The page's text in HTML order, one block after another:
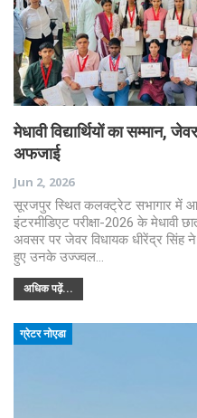
मेधावी विद्यार्थियों का सम्मान,
अफजाई
Jun 2, 2026
सूरजपुर स्थित कलक्ट्रेट सभागार में
इंटरमीडिएट परीक्षा-2026 के मेधावी
अवसर पर जेवर विधायक धीरेंद्र सिंह ने
हुए उनके उज्ज्वल…
अधिक पढ़ें...
ग्रेटर नोएडा